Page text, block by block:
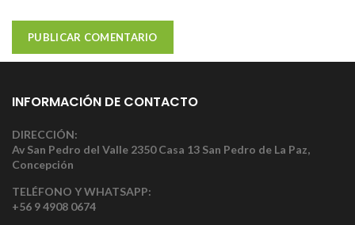
INFORMACIÓN DE CONTACTO
DIRECCIÓN:
Av San Pedro del Valle 2350 Casa 13 San Pedro de La Paz,
Concepción
TELÉFONO Y WHATSAPP:
+56 9 4908 0674